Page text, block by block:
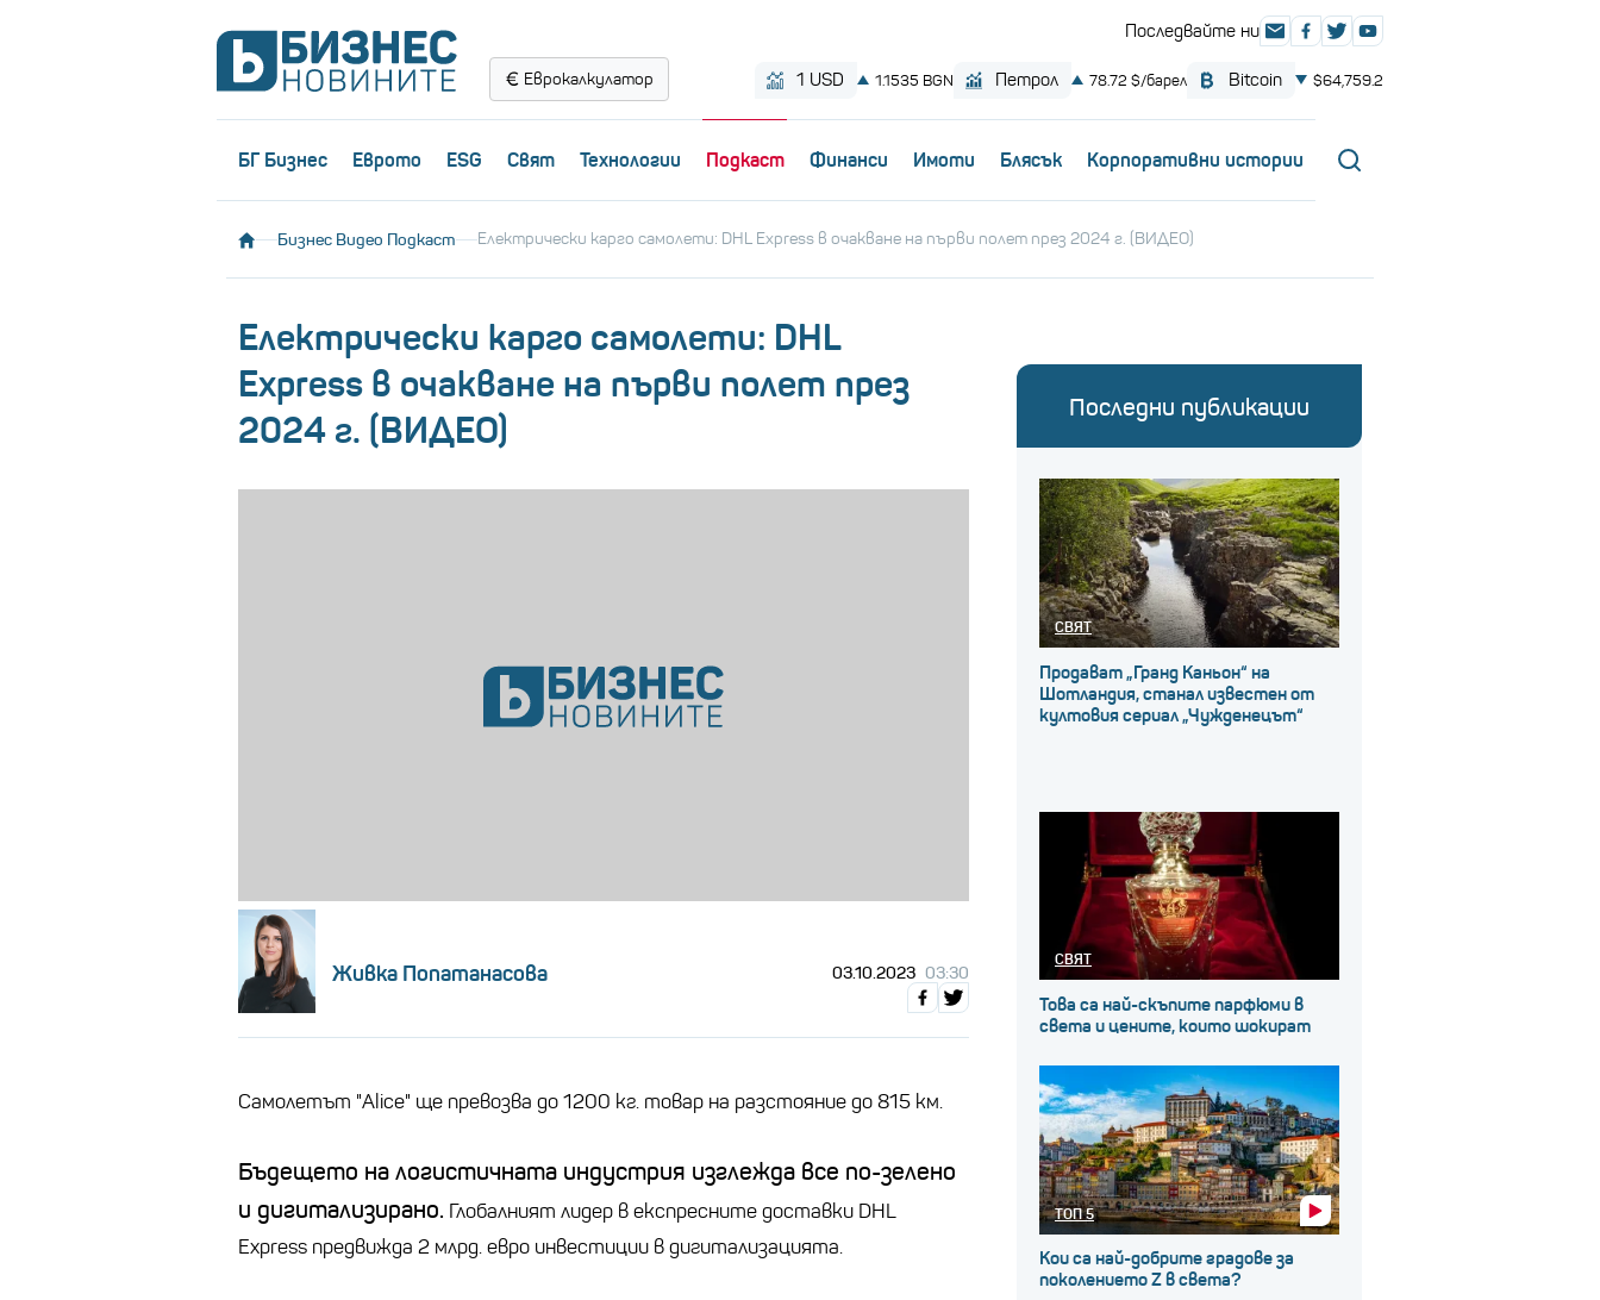
Еврокалкулатор
БГ Бизнес Еврото ESG Свят Технологии Пoдкаст Финанси Имоти Блясък Корпоративни истории
Бизнес Видео Подкаст Електрически карго самолети: DHL Express в очакване на първи полет през 2024 г. (ВИДЕО)
Електрически карго самолети: DHL
Express в очакване на първи полет през
2024 г. (ВИДЕО)
Живка Попатанасова 03.10.2023 03:30
Самолетът "Alice" ще превозва до 1200 кг. товар на разстояние до 815 км.
Бъдещето на логистичната индустрия изглежда все по-зелено
и дигитализирано. Глобалният лидер в експресните доставки DHL
Express предвижда 2 млрд. евро инвестиции в дигитализацията.
Последни публикации
СВЯТ
Продават „Гранд Каньон“ на
Шотландия, станал известен от
култовия сериал „Чужденецът“
СВЯТ
Това са най-скъпите парфюми в
света и цените, които шокират
ТОП 5
Кои са най-добрите градове за
поколението Z в света?